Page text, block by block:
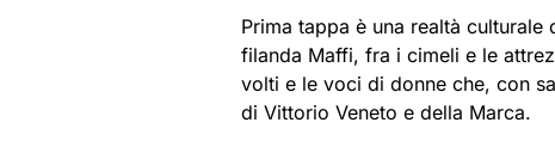
Prima tappa è una realtà
filanda Maffi, fra i cimeli e le
volti e le voci di donne che, con
di Vittorio Veneto e della Marca.